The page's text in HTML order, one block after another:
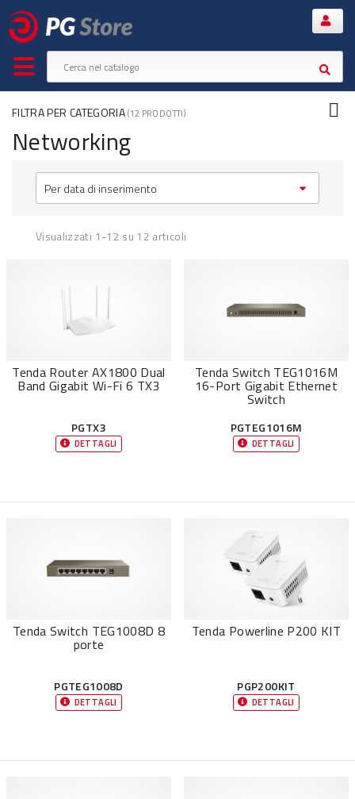
FILTRA PER CATEGORIA(12 PRODOTTI)
Networking
Per data di inserimento
Visualizzati 1-12 su 12 articoli
Tenda Router AX1800 Dual
Band Gigabit Wi-Fi 6 TX3
PGTX3
DETTAGLI
Tenda Switch TEG1016M
16-Port Gigabit Ethernet
Switch
PGTEG1016M
DETTAGLI
Tenda Switch TEG1008D 8
porte
PGTEG1008D
DETTAGLI
Tenda Powerline P200 KIT
PGP200KIT
DETTAGLI